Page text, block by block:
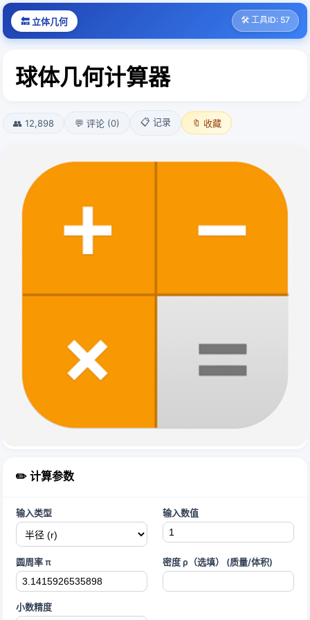
🔙 立体几何 🛠️ 工具ID: 57
球体几何计算器
👥 12,898 💬 评论 (0) 📋 记录 🔖 收藏
✏️ 计算参数
输入类型 输入数值
圆周率 π 密度 ρ（选填） (质量/体积)
小数精度